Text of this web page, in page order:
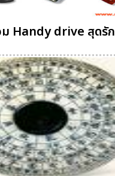
Handy drive สุดรัก